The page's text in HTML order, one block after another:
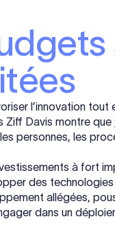
l’innovation
Ziff Davis montre que
personnes, les
à fort
des
allégées,
dans un